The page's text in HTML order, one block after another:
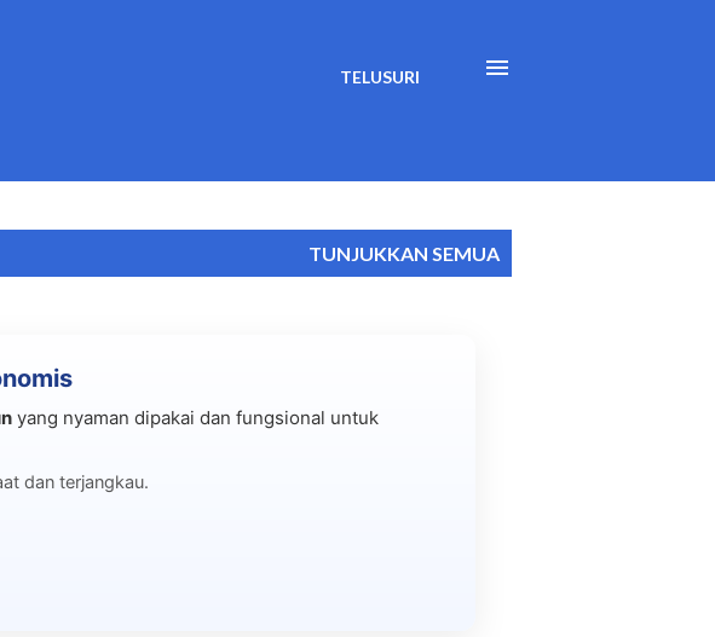
TELUSURI
TUNJUKKAN SEMUA
yang nyaman dipakai dan fungsional untuk
dan terjangkau.